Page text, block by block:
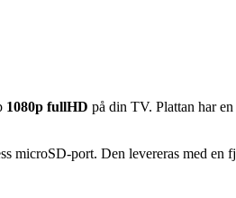
1080p fullHD på din TV. Plattan har
microSD-port. Den levereras med en